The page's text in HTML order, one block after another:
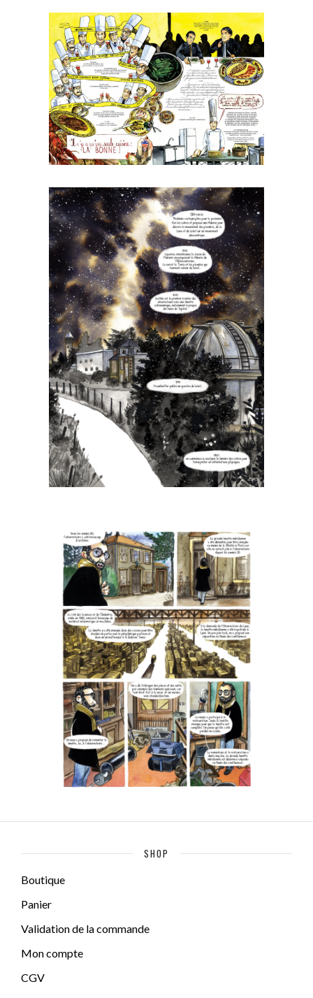
SHOP
Boutique
Panier
Validation de la commande
Mon compte
CGV